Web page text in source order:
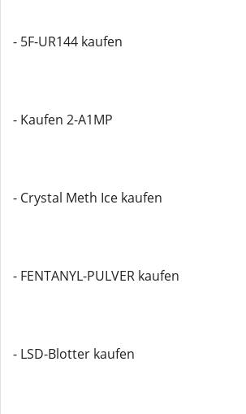
- 5F-UR144 kaufen
- Kaufen 2-A1MP
- Crystal Meth Ice kaufen
- FENTANYL-PULVER kaufen
- LSD-Blotter kaufen